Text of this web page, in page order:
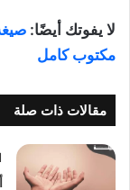
لا يفوتك أيضًا:
مكتوب كامل
مقالات ذات صلة